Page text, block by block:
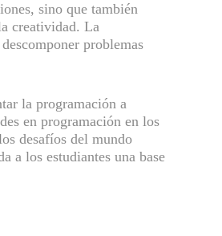
sino que también
creatividad. La
problemas
la programación a
en programación en los
desafíos del mundo
a los estudiantes una base